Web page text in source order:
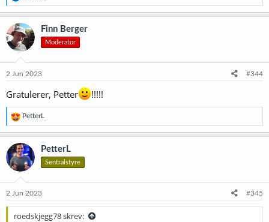
e
a
k
s
j
o
e
:
Finn Berger
Moderator
2 Jun 2023 #344
Gratulerer, Petter !!!!!
R
e
a
k
s
j
o
e
PetterL
PetterL
Sentralstyre
2 Jun 2023 #345
roedskjegg78 skrev: